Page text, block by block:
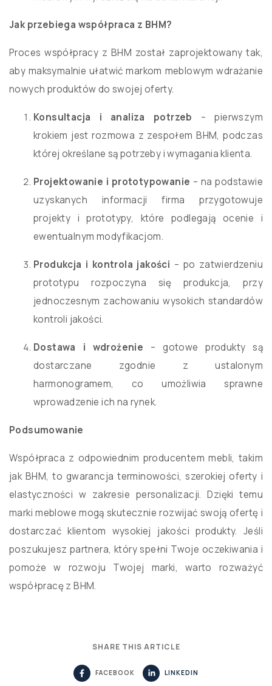
Jak przebiega współpraca z BHM?
Proces współpracy z BHM został zaprojektowany tak,
aby maksymalnie ułatwić markom meblowym wdrażanie
nowych produktów do swojej oferty.
Konsultacja i analiza potrzeb – pierwszym
krokiem jest rozmowa z zespołem BHM, podczas
której określane są potrzeby i wymagania klienta.
Projektowanie i prototypowanie – na podstawie
uzyskanych informacji firma przygotowuje
projekty i prototypy, które podlegają ocenie i
ewentualnym modyfikacjom.
Produkcja i kontrola jakości – po zatwierdzeniu
prototypu rozpoczyna się produkcja, przy
jednoczesnym zachowaniu wysokich standardów
kontroli jakości.
Dostawa i wdrożenie – gotowe produkty są
dostarczane zgodnie z ustalonym
harmonogramem, co umożliwia sprawne
wprowadzenie ich na rynek.
Podsumowanie
Współpraca z odpowiednim producentem mebli, takim
jak BHM, to gwarancja terminowości, szerokiej oferty i
elastyczności w zakresie personalizacji. Dzięki temu
marki meblowe mogą skutecznie rozwijać swoją ofertę i
dostarczać klientom wysokiej jakości produkty. Jeśli
poszukujesz partnera, który spełni Twoje oczekiwania i
pomoże w rozwoju Twojej marki, warto rozważyć
współpracę z BHM.
SHARE THIS ARTICLE
FACEBOOK LINKEDIN